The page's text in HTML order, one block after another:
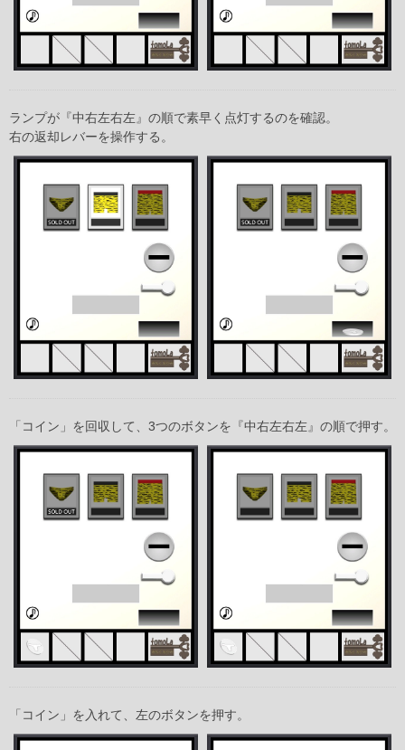
ランプが『中右左右左』の順で素早く点灯するのを確認。
右の返却レバーを操作する。
「コイン」を回収して、3つのボタンを『中右左右左』の順で押す。
「コイン」を入れて、左のボタンを押す。